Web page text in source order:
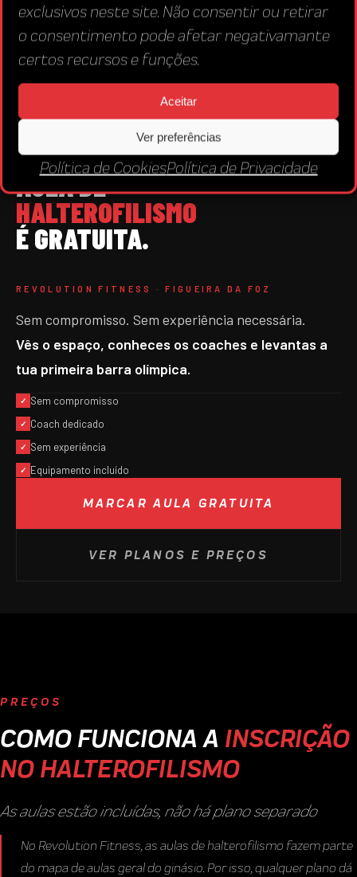
exclusivos neste site. Não consentir ou retirar
o consentimento pode afetar negativamante
certos recursos e funções.
Aceitar
Ver preferências
Política de CookiesPolítica de Privacidade
0€
A TUA PRIMEIRA
AULA DE
HALTEROFILISMO
É GRATUITA.
REVOLUTION FITNESS · FIGUEIRA DA FOZ
Sem compromisso. Sem experiência necessária.
Vês o espaço, conheces os coaches e levantas a
tua primeira barra olímpica.
✓ Sem compromisso
✓ Coach dedicado
✓ Sem experiência
✓ Equipamento incluído
MARCAR AULA GRATUITA
VER PLANOS E PREÇOS
PREÇOS
COMO FUNCIONA A INSCRIÇÃO
NO HALTEROFILISMO
As aulas estão incluídas, não há plano separado
No Revolution Fitness, as aulas de halterofilismo fazem parte
do mapa de aulas geral do ginásio. Por isso, qualquer plano dá